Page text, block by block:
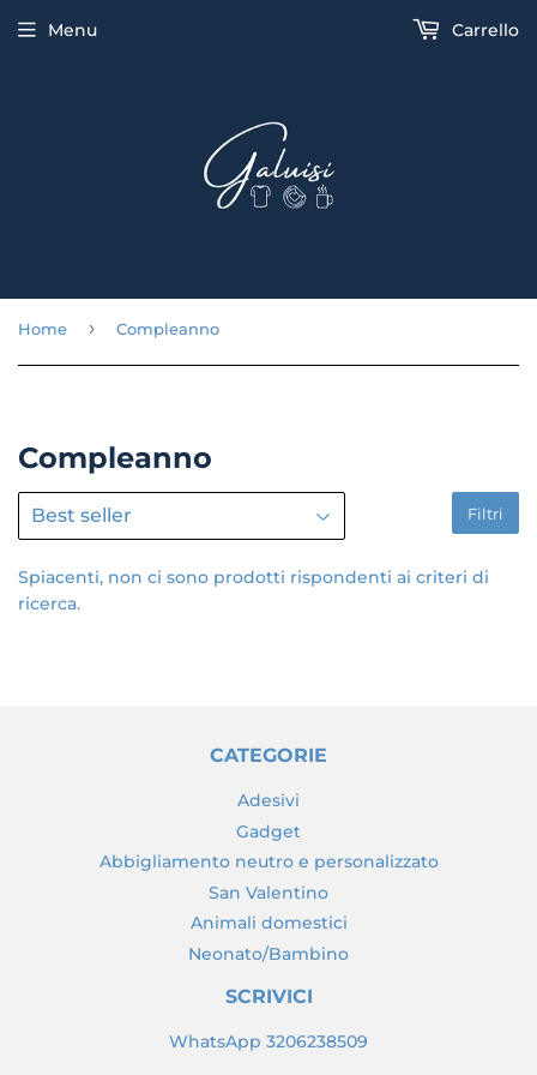
Menu Carrello
Home › Compleanno
Compleanno
Filtri
Spiacenti, non ci sono prodotti rispondenti ai criteri di
ricerca.
CATEGORIE
Adesivi
Gadget
Abbigliamento neutro e personalizzato
San Valentino
Animali domestici
Neonato/Bambino
SCRIVICI
WhatsApp 3206238509